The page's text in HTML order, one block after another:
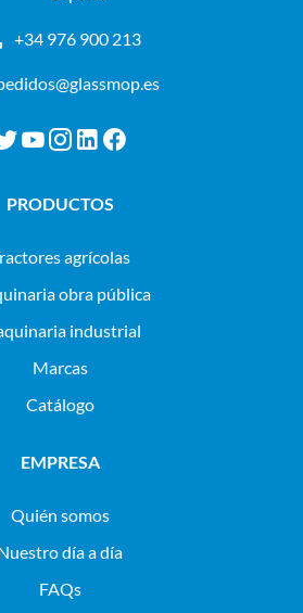
+34 976 900 213
PRODUCTOS
agrícolas
obra pública
industrial
Marcas
Catálogo
EMPRESA
Quién somos
día a día
FAQs